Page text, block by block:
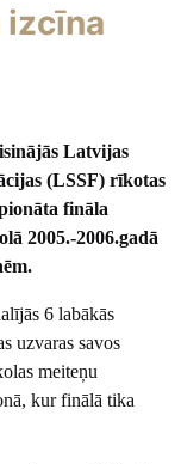
izcīna
Latvijas
(LSSF) rīkotas
fināla
2005.-2006.gadā
6 labākās
uzvaras savos
meiteņu
kur finālā tika